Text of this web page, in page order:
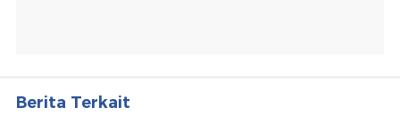
Berita Terkait